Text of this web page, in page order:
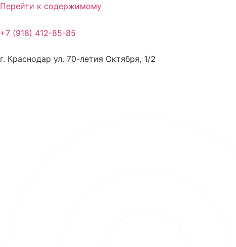
Перейти к содержимому
+7 (918) 412-85-85
г. Краснодар ул. 70-летия Октября, 1/2